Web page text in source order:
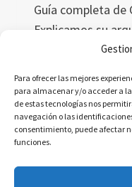
Para ofrecer las mejores
para almacenar y/o acceder a
de estas tecnologías nos
navegación o las
consentimiento, puede afectar
funciones.
Guía completa de
Explicamos su
costes y
y Gemini,
compliance,
LEER MÁS